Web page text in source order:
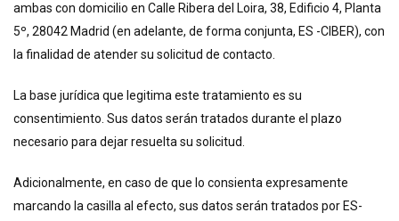
ambas con domicilio en Calle Ribera del Loira, 38, Edificio 4, Planta
5º, 28042 Madrid (en adelante, de forma conjunta, ES -CIBER), con
la finalidad de atender su solicitud de contacto.
La base jurídica que legitima este tratamiento es su
consentimiento. Sus datos serán tratados durante el plazo
necesario para dejar resuelta su solicitud.
Adicionalmente, en caso de que lo consienta expresamente
marcando la casilla al efecto, sus datos serán tratados por ES-